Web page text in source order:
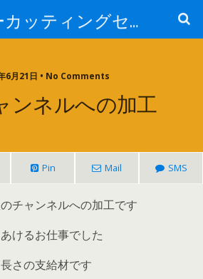
レーザーカッティングセンター 株式会社 中本鉄工所
6月21日 • No Comments
ネルへの加工
Pin Mail SMS
チャンネルへの加工です
けるお仕事でした
さの支給材です